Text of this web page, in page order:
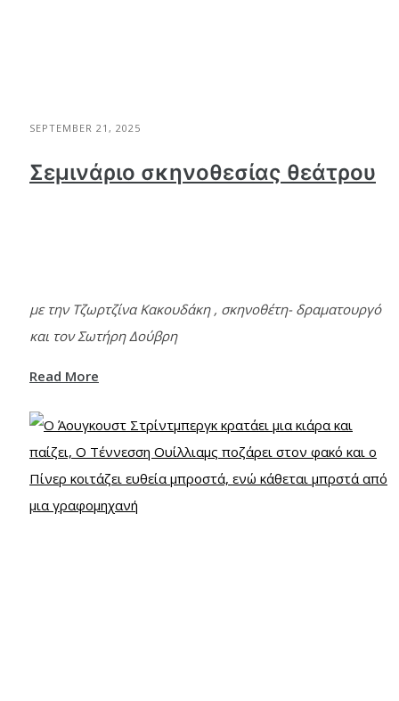
SEPTEMBER 21, 2025
Σεμινάριο σκηνοθεσίας θεάτρου
με την Τζωρτζίνα Κακουδάκη , σκηνοθέτη- δραματουργό
και τον Σωτήρη Δούβρη
Read More